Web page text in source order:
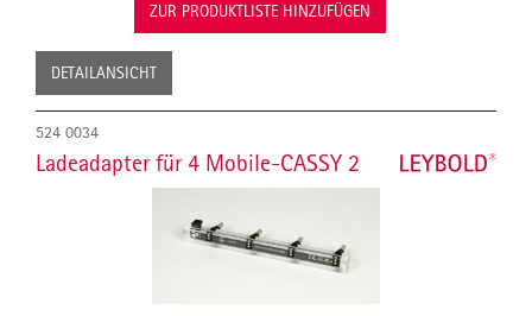
ZUR PRODUKTLISTE HINZUFÜGEN
DETAILANSICHT
524 0034
Ladeadapter für 4 Mobile-CASSY 2